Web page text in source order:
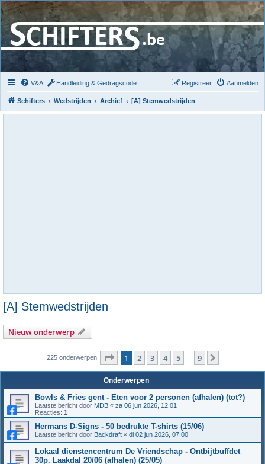
V&A Handleiding & Gedragscode Aanmelden
Registreer
Schifters Wedstrijden Archief [A] Stemwedstrijden
[A] Stemwedstrijden
Nieuw onderwerp
225 onderwerpen Pagina van 9
1 2 3 4 5 9
Onderwerpen
Bowls & Fries gent - Eten voor 2 personen (afhalen) (tot?)
Laatste bericht door MDB « za 06 jun 2026, 12:01
Reacties: 1
Hermans D-Signs - 50 bedrukte T-shirts (15/06)
Laatste bericht door Backdraft « di 02 jun 2026, 07:00
Lokaal dienstencentrum De Vriendschap - Ontbijtbuffdet
30p. Laakdal 20/06 (afhalen) (25/05)